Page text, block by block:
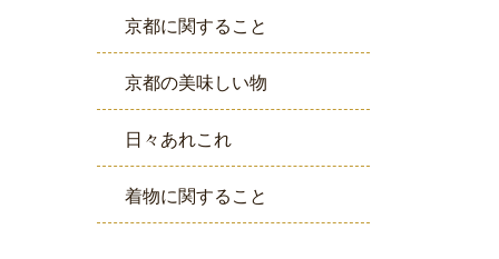
京都に関すること
京都の美味しい物
日々あれこれ
着物に関すること